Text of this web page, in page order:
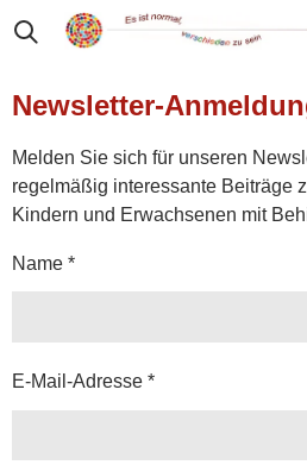
Zum
Hauptinhalt
Newsletter-
Melden Sie sich für unseren
regelmäßig interessante Beiträge
Kindern und Erwachsenen mit
Name *
E-Mail-Adresse *